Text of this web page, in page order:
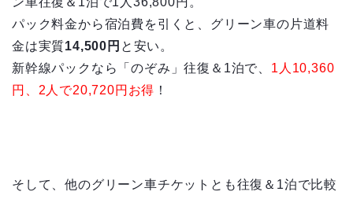
パック料金から宿泊費を引くと、グリーン車の片道料
金は実質14,500円 と安い。
新幹線パックなら「のぞみ」往復＆1泊で、 1人10,360
円、2人で20,720円お得 ！
そして、他のグリーン車チケットとも往復＆1泊で比較